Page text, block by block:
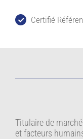
Certifié
Titulaire de
et facteurs